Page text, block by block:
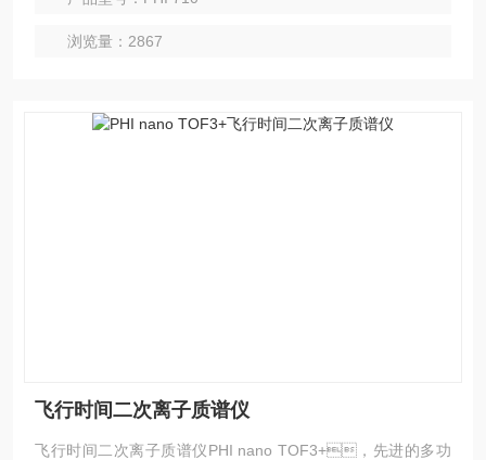
浏览量：2867
飞行时间二次离子质谱仪
飞行时间二次离子质谱仪PHI nano TOF3+，先进的多功